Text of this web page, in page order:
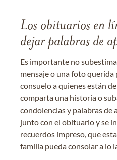
Los obituarios en
dejar palabras de
Es importante no
mensaje o una foto
consuelo a quienes están
comparta una historia o
condolencias y palabras de
junto con el obituario y se
recuerdos impreso, que
familia pueda consolar a lo